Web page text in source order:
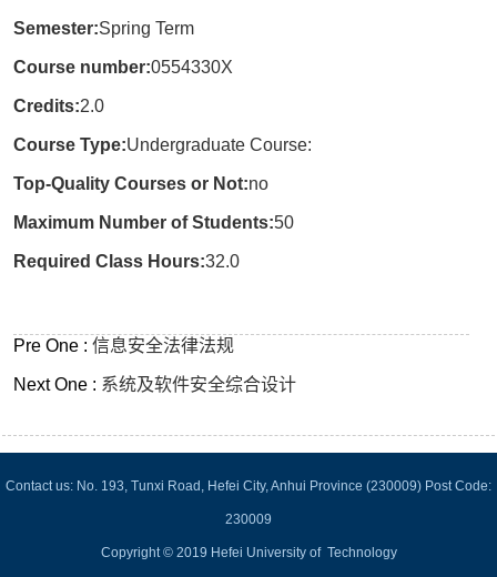
Semester:Spring Term
Course number:0554330X
Credits:2.0
Course Type:Undergraduate Course:
Top-Quality Courses or Not:no
Maximum Number of Students:50
Required Class Hours:32.0
Pre One :信息安全法律法规
Next One : 系统及软件安全综合设计
Contact us: No. 193, Tunxi Road, Hefei City, Anhui Province (230009) Post Code:
230009
Copyright © 2019 Hefei University of Technology